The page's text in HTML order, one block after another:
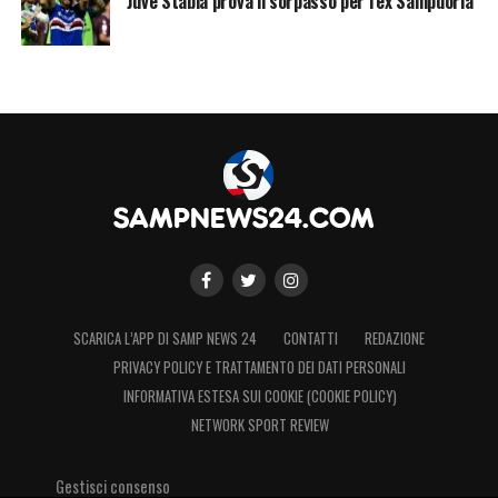
SCARICA L’APP DI SAMP NEWS 24 CONTATTI
REDAZIONE
PRIVACY POLICY E TRATTAMENTO DEI DATI PERSONALI
INFORMATIVA ESTESA SUI COOKIE (COOKIE POLICY)
NETWORK SPORT REVIEW
Gestisci consenso